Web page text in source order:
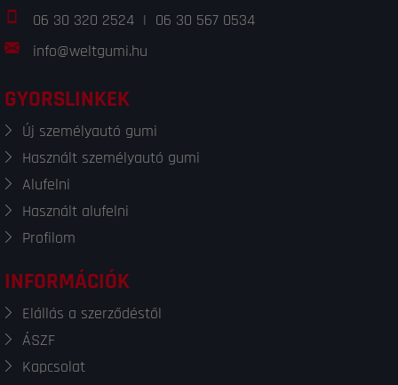
06 30 320 2524 | 06 30 567 0534
info@weltgumi.hu
GYORSLINKEK
Új személyautó gumi
Használt személyautó gumi
Alufelni
Használt alufelni
Profilom
INFORMÁCIÓK
Elállás a szerződéstől
ÁSZF
Kapcsolat